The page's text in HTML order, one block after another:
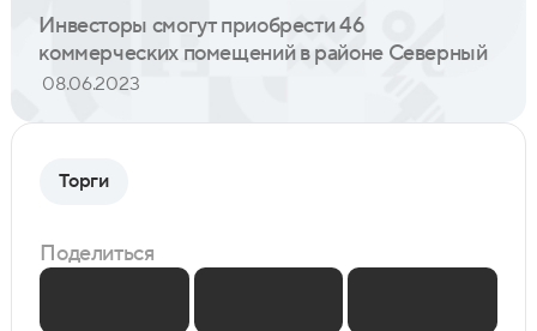
Инвесторы смогут приобрести 46
коммерческих помещений в районе Северный
08.06.2023
Торги
Поделиться